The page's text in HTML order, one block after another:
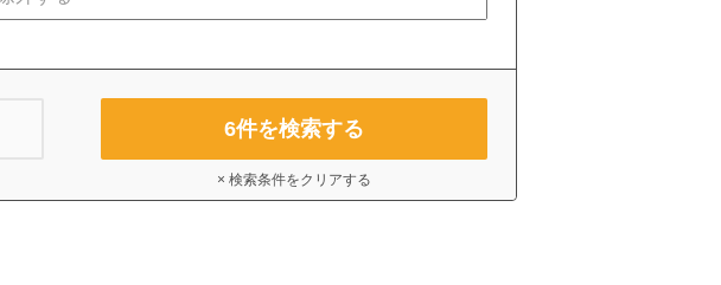
6件を検索する
× 検索条件をクリアする